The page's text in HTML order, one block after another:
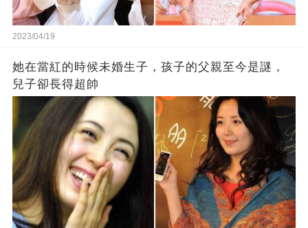
2023/04/19
她在當紅的時候未婚生子，孩子的父親至今是謎，
兒子卻長得超帥